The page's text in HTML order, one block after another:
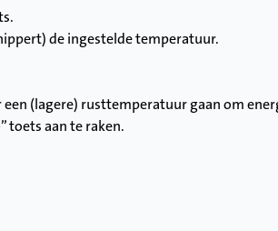
de ingestelde temperatuur.
(lagere) rusttemperatuur gaan om
toets aan te raken.